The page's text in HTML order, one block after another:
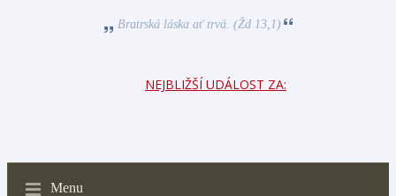
Bratrská láska ať trvá. (Žd 13,1)
NEJBLIŽŠÍ UDÁLOST ZA:
Menu